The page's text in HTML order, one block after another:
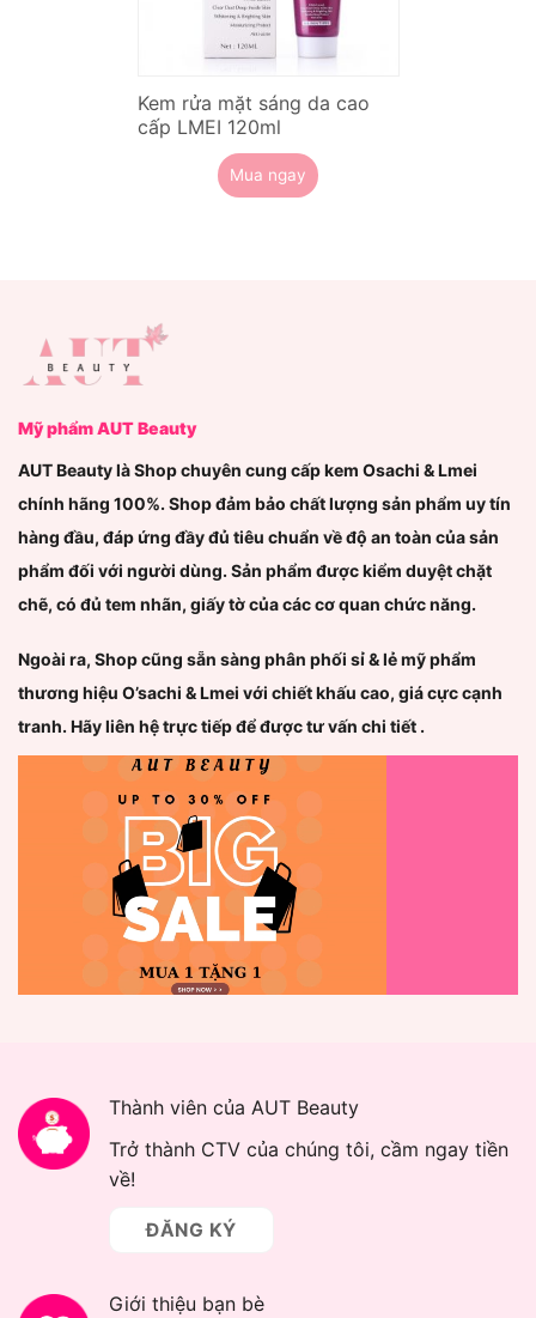
Kem rửa mặt sáng da cao
cấp LMEI 120ml
Mua ngay
Mỹ phẩm AUT Beauty
AUT Beauty là Shop chuyên cung cấp kem Osachi & Lmei
chính hãng 100%. Shop đảm bảo chất lượng sản phẩm uy tín
hàng đầu, đáp ứng đầy đủ tiêu chuẩn về độ an toàn của sản
phẩm đối với người dùng. Sản phẩm được kiểm duyệt chặt
chẽ, có đủ tem nhãn, giấy tờ của các cơ quan chức năng.
Ngoài ra, Shop cũng sẵn sàng phân phối sỉ & lẻ mỹ phẩm
thương hiệu O’sachi & Lmei với chiết khấu cao, giá cực cạnh
tranh. Hãy liên hệ trực tiếp để được tư vấn chi tiết .
Thành viên của AUT Beauty
Trở thành CTV của chúng tôi, cầm ngay tiền
về!
ĐĂNG KÝ
Giới thiệu bạn bè